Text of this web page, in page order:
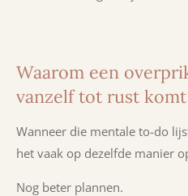
Waarom een
vanzelf tot rust komt
Wanneer die mentale to-do
het vaak op dezelfde manier
Nog beter plannen.